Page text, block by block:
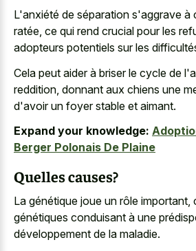
L'anxiété de séparation s'aggrave à
ratée, ce qui rend crucial pour les
adopteurs potentiels sur les
Cela peut aider à briser le cycle de
reddition, donnant aux chiens une
d'avoir un foyer stable et aimant.
Expand your knowledge:
Berger Polonais De Plaine
Quelles causes?
La génétique joue un rôle important,
génétiques conduisant à une
développement de la maladie.